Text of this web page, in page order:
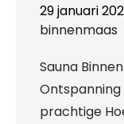
29 januari
binnenmaas
Sauna
prachtige